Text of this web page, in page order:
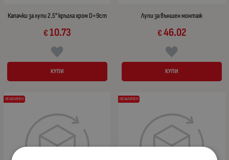
Капачки за лупи 2.5" кръгла хром D=9cm
10.73
€
КУПИ
Лупи за външен монтаж
46.02
€
КУПИ
НЕНАЛИЧЕН НЕНАЛИЧЕН